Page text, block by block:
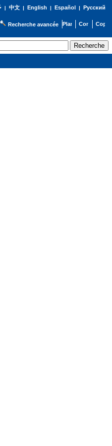
| 中文| English | Español | Русский
Recherche avancée